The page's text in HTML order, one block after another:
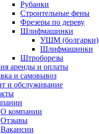
Рубанки
Строительные фены
Фрезеры по дереву
Шлифмашинки
УШМ (болгарки)
Шлифмашинки
Штроборезы
аренды и оплаты
и самовывоз
и обслуживание
О компании
Отзывы
Вакансии